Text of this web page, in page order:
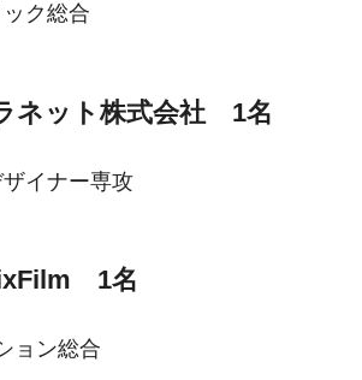
ク総合
ネット株式会社 1名
イナー専攻
1名
ョン総合